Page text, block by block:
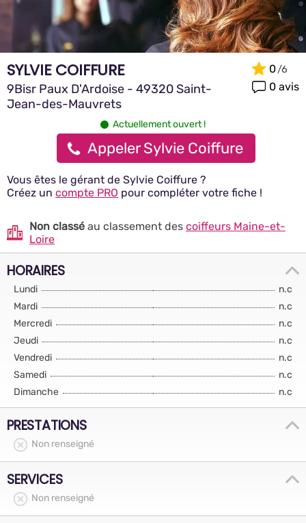
SYLVIE COIFFURE
9Bisr Paux D'Ardoise - 49320 Saint-
Jean-des-Mauvrets
0
0 avis
Actuellement ouvert !
Appeler Sylvie Coiffure
Vous êtes le gérant de Sylvie Coiffure ?
Créez un compte PRO pour compléter votre fiche !
Non classé au classement descoiffeurs Maine-et-
Loire
HORAIRES
Lundi
n.c
Mardi
n.c
Mercredi
n.c
Jeudi
n.c
Vendredi
n.c
Samedi
n.c
Dimanche
n.c
PRESTATIONS
Non renseigné
SERVICES
Non renseigné